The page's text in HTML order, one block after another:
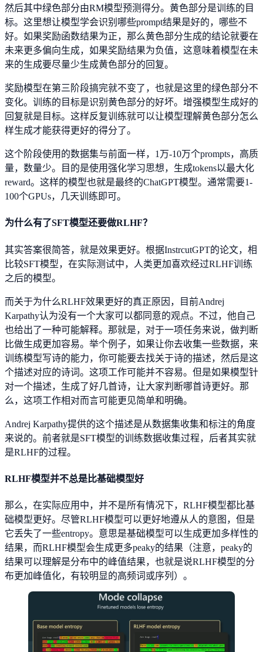
然后其中绿色部分由RM模型预测得分。黄色部分是训练的目
标。这里想让模型学会识别哪些prompt结果是好的，哪些不
好。如果奖励函数结果为正，那么黄色部分生成的结论就要在
未来更多偏向生成，如果奖励结果为负值，这意味着模型在未
来的生成要尽量少生成黄色部分的回复。
奖励模型在第三阶段搞完就不变了，也就是这里的绿色部分不
变化。训练的目标是识别黄色部分的好坏。增强模型生成好的
回复就是目标。这样反复训练就可以让模型理解黄色部分怎么
样生成才能获得更好的得分了。
这个阶段使用的数据集与前面一样，1万-10万个prompts，高质
量，数量少。目的是使用强化学习思想，生成tokens以最大化
reward。这样的模型也就是最终的ChatGPT模型。通常需要1-
100个GPUs，几天训练即可。
为什么有了SFT模型还要做RLHF？
其实答案很简答，就是效果更好。根据InstrcutGPT的论文，相
比较SFT模型，在实际测试中，人类更加喜欢经过RLHF训练
之后的模型。
而关于为什么RLHF效果更好的真正原因，目前Andrej
Karpathy认为没有一个大家可以都同意的观点。不过，他自己
也给出了一种可能解释。那就是，对于一项任务来说，做判断
比做生成更加容易。举个例子，如果让你去收集一些数据，来
训练模型写诗的能力，你可能要去找关于诗的描述，然后是这
个描述对应的诗词。这项工作可能并不容易。但是如果模型针
对一个描述，生成了好几首诗，让大家判断哪首诗更好。那
么，这项工作相对而言可能更见简单和明确。
Andrej Karpathy提供的这个描述是从数据集收集和标注的角度
来说的。前者就是SFT模型的训练数据收集过程，后者其实就
是RLHF的过程。
RLHF模型并不总是比基础模型好
那么，在实际应用中，并不是所有情况下，RLHF模型都比基
础模型更好。尽管RLHF模型可以更好地遵从人的意图，但是
它丢失了一些entropy。意思是基础模型可以生成更加多样性的
结果，而RLHF模型会生成更多peaky的结果（注意，peaky的
结果可以理解是分布中的峰值结果，也就是说RLHF模型的分
布更加峰值化，有较明显的高频词或序列）。